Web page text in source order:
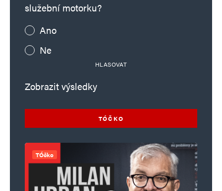
služební motorku?
Ano
Ne
HLASOVAT
Zobrazit výsledky
TÓČKO
TÓčko